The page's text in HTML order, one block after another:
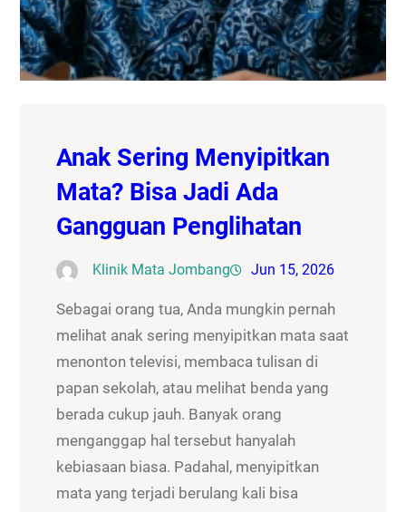
Anak Sering Menyipitkan
Mata? Bisa Jadi Ada
Gangguan Penglihatan
Klinik Mata Jombang Jun 15, 2026
Sebagai orang tua, Anda mungkin pernah
melihat anak sering menyipitkan mata saat
menonton televisi, membaca tulisan di
papan sekolah, atau melihat benda yang
berada cukup jauh. Banyak orang
menganggap hal tersebut hanyalah
kebiasaan biasa. Padahal, menyipitkan
mata yang terjadi berulang kali bisa